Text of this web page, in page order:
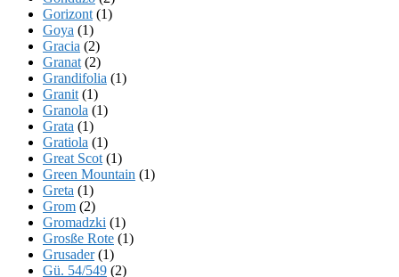
Gorizont (1)
Goya (1)
Gracia (2)
Granat (2)
Grandifolia (1)
Granit (1)
Granola (1)
Grata (1)
Gratiola (1)
Great Scot (1)
Green Mountain (1)
Greta (1)
Grom (2)
Gromadzki (1)
Grosße Rote (1)
Grusader(1)
Gü. 54/549 (2)